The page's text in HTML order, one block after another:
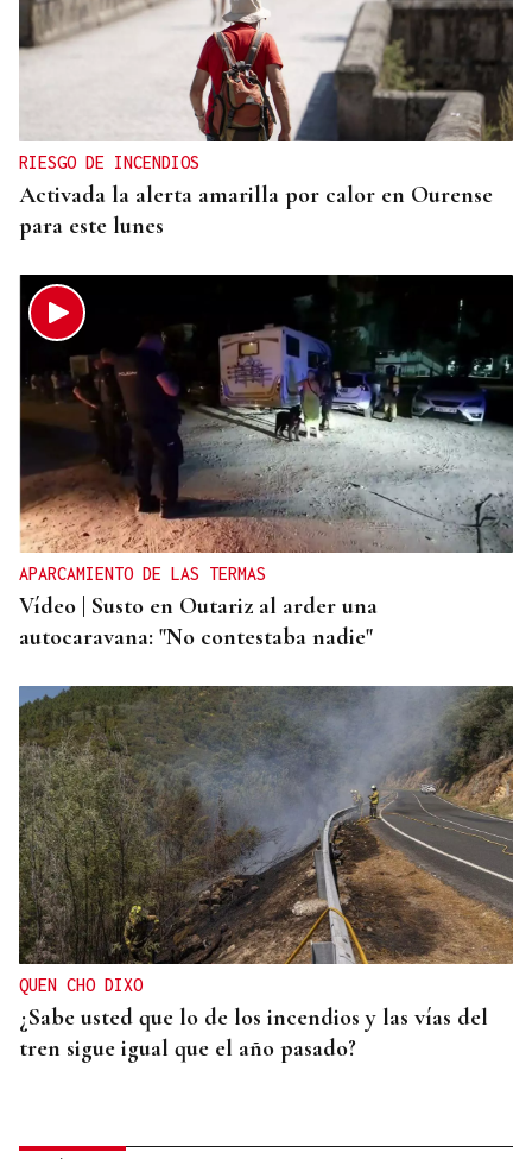
RIESGO DE INCENDIOS
Activada la alerta amarilla por calor en Ourense
para este lunes
APARCAMIENTO DE LAS TERMAS
Vídeo | Susto en Outariz al arder una
autocaravana: "No contestaba nadie"
QUEN CHO DIXO
¿Sabe usted que lo de los incendios y las vías del
tren sigue igual que el año pasado?